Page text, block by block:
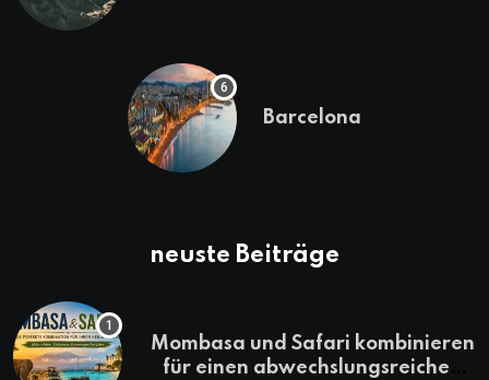
Barcelona
neuste Beiträge
Mombasa und Safari kombinieren
für einen abwechslungsreichen